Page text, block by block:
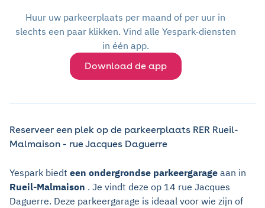
Huur uw parkeerplaats per maand of per uur in
slechts een paar klikken. Vind alle Yespark-diensten
in één app.
Download de app
Reserveer een plek op de parkeerplaats RER Rueil-
Malmaison - rue Jacques Daguerre
Yespark biedt een ondergrondse parkeergarage aan in
Rueil-Malmaison . Je vindt deze op 14 rue Jacques
Daguerre. Deze parkeergarage is ideaal voor wie zijn of